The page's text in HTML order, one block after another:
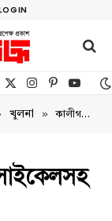
X (Twitter)Instagram
Pinterest
খুলনা » কালীগঞ্জে ৫টি চোরাই মটরসাইকেলসহ ৩ জনকে আটক